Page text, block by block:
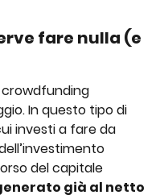
fare nulla (e
crowdfunding
In questo tipo di
investi a fare da
del capitale
già al netto